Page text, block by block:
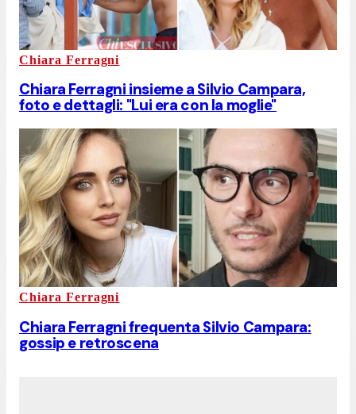
Chiara Ferragni
Chiara Ferragni insieme a Silvio Campara,
foto e dettagli: "Lui era con la moglie"
Chiara Ferragni
Chiara Ferragni frequenta Silvio Campara:
gossip e retroscena